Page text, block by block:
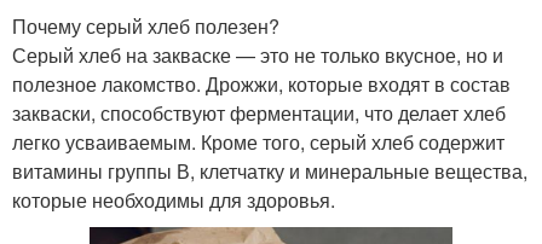
Почему серый хлеб полезен?
Серый хлеб на закваске — это не только вкусное, но и
полезное лакомство. Дрожжи, которые входят в состав
закваски, способствуют ферментации, что делает хлеб
легко усваиваемым. Кроме того, серый хлеб содержит
витамины группы В, клетчатку и минеральные вещества,
которые необходимы для здоровья.